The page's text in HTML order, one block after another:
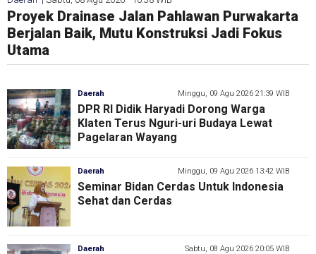
Carut Marut, Kades PAW Sindang Panji Minta
Ketua BUMDes Segera Tertibkan
Administrasi
Proyek Drainase Jalan Pahlawan Purwakarta
Berjalan Baik, Mutu Konstruksi Jadi Fokus
Utama
Warga RW 04 Kampung Tegal Junti Apresiasi
Ricky Syamsul Fauzi, Pengecoran Jalan
Lingkungan Kini Permudah Aktivitas
Masyarakat
Carut Marut Pengelolaan BUMDes di Desa
Sindang Panji, Jadi Pertanyaan Masyarakat
Ini yang DIsampaikan Pihak Perumda AMTJM
Soal Aspirasi Mahasiswa
Daerah Minggu, 09 Agu 2026 21:39 WIB
DPR RI Didik Haryadi Dorong Warga
Klaten Terus Nguri-uri Budaya Lewat
Pagelaran Wayang
Daerah Minggu, 09 Agu 2026 13:42 WIB
Seminar Bidan Cerdas Untuk Indonesia
Sehat dan Cerdas
Daerah Sabtu, 08 Agu 2026 20:05 WIB